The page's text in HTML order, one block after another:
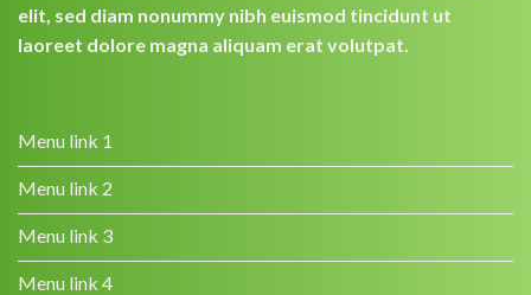
elit, sed diam nonummy nibh euismod tincidunt ut
laoreet dolore magna aliquam erat volutpat.
Menu link 1
Menu link 2
Menu link 3
Menu link 4